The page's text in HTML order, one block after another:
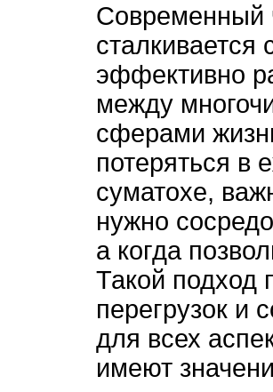
Современный
сталкивается
эффективно
между
сферами
потеряться в
суматохе,
нужно
а когда
Такой подход
перегрузок и
для всех
имеют